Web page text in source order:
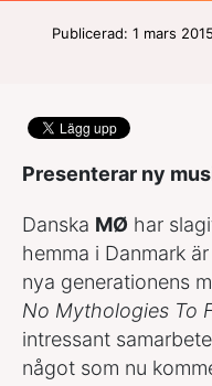
Publicerad: 1 mars
Presenterar ny
Danska MØ har
hemma i Danmark
nya generationens
No Mythologies To
intressant
något som nu